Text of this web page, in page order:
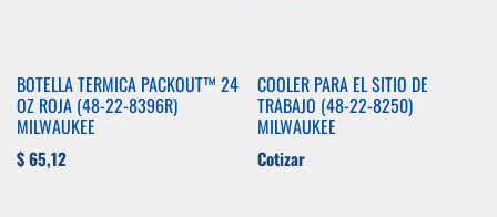
BOTELLA TERMICA PACKOUT™ 24
OZ ROJA (48-22-8396R)
MILWAUKEE
$65,12
COOLER PARA EL SITIO DE
TRABAJO (48-22-8250)
MILWAUKEE
Cotizar